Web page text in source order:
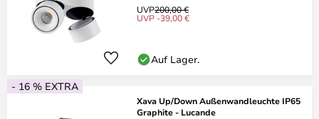
UVP200,00 €
UVP -39,00 €
Auf Lager.
- 16 % EXTRA
Xava Up/Down Außenwandleuchte IP65
Graphite - Lucande